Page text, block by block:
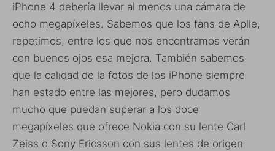
iPhone 4 debería llevar al menos una cámara de
ocho megapíxeles. Sabemos que los fans de Aplle,
repetimos, entre los que nos encontramos verán
con buenos ojos esa mejora. También sabemos
que la calidad de la fotos de los iPhone siempre
han estado entre las mejores, pero dudamos
mucho que puedan superar a los doce
megapíxeles que ofrece Nokia con su lente Carl
Zeiss o Sony Ericsson con sus lentes de origen